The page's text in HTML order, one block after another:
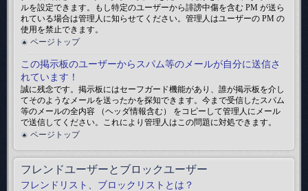
ルを設定できます。もし特定のユーザーから誹謗中傷を含む PM が送ら
れている場合は管理人に知らせてください。管理人はユーザーの PM の
使用を禁止できます。
ページトップ
この掲示板のユーザーからスパム等のメールが自分に送信さ
れています！
誠に残念です。掲示板にはセーフガード機能があり、誰が掲示板を介し
てそのようなメールを送ったかを探知できます。今まで受信したスパム
等のメールの全内容 （ヘッダ情報含む） をコピーして管理人にメール
で送信してください。これにより管理人はこの問題に対処できます。
ページトップ
フレンドユーザーとブロックユーザー
フレンドリスト、ブロックリストとは？